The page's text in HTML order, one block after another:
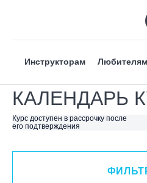
Инструкторам Любителям
КАЛЕНДАРЬ
Курс доступен в рассрочку после
его подтверждения
ФИЛЬТР
ВИД СПОРТА
Я ХОЧУ
КАТЕГОРИЯ